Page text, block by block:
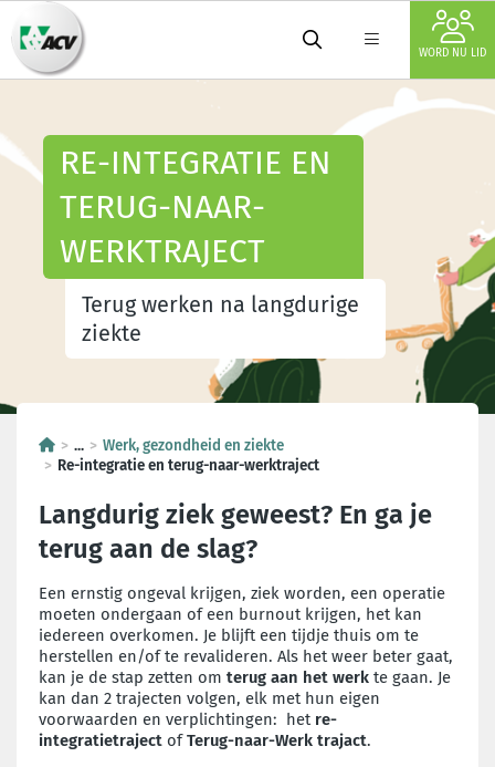
WORD NU LID
RE-INTEGRATIE EN
TERUG-NAAR-
WERKTRAJECT
Terug werken na langdurige
ziekte
...
Werk, gezondheid en ziekte
Re-integratie en terug-naar-werktraject
Langdurig ziek geweest? En ga je
terug aan de slag?
Een ernstig ongeval krijgen, ziek worden, een operatie
moeten ondergaan of een burnout krijgen, het kan
iedereen overkomen. Je blijft een tijdje thuis om te
herstellen en/of te revalideren. Als het weer beter gaat,
kan je de stap zetten om terug aan het werk te gaan. Je
kan dan 2 trajecten volgen, elk met hun eigen
voorwaarden en verplichtingen: het re-
integratietraject ofTerug-naar-Werk trajact.